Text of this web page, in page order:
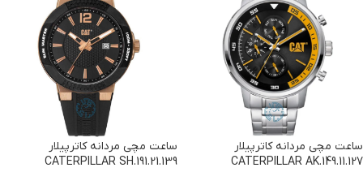
ساعت مچی مردانه کاترپیلار
CATERPILLAR AK.149.11.127
ساعت مچی مردانه کاترپیلار
CATERPILLAR SH.191.21.139